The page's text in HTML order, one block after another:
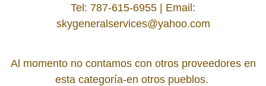
Tel: 787-615-6955 | Email:
skygeneralservices@yahoo.com
Al momento no contamos con otros proveedores en
esta categoría-en otros pueblos.